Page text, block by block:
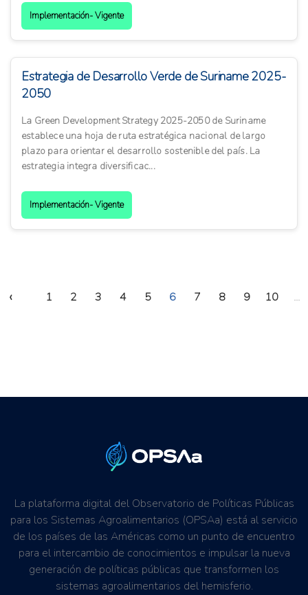
Implementación- Vigente
Estrategia de Desarrollo Verde de Suriname 2025-
2050
La Green Development Strategy 2025-2050 de Suriname
establece una hoja de ruta estratégica nacional de largo
plazo para orientar el desarrollo sostenible del país. La
estrategia integra diversificac...
Implementación- Vigente
‹ 1 2 3 4 5 6 7 8 9 10 ...
La plataforma digital del Observatorio de Políticas Públicas
para los Sistemas Agroalimentarios (OPSAa) está al servicio
de los países de las Américas como un punto de encuentro
para el intercambio de conocimientos e impulsar la nueva
generación de políticas públicas que transformen los
sistemas agroalimentarios del hemisferio.